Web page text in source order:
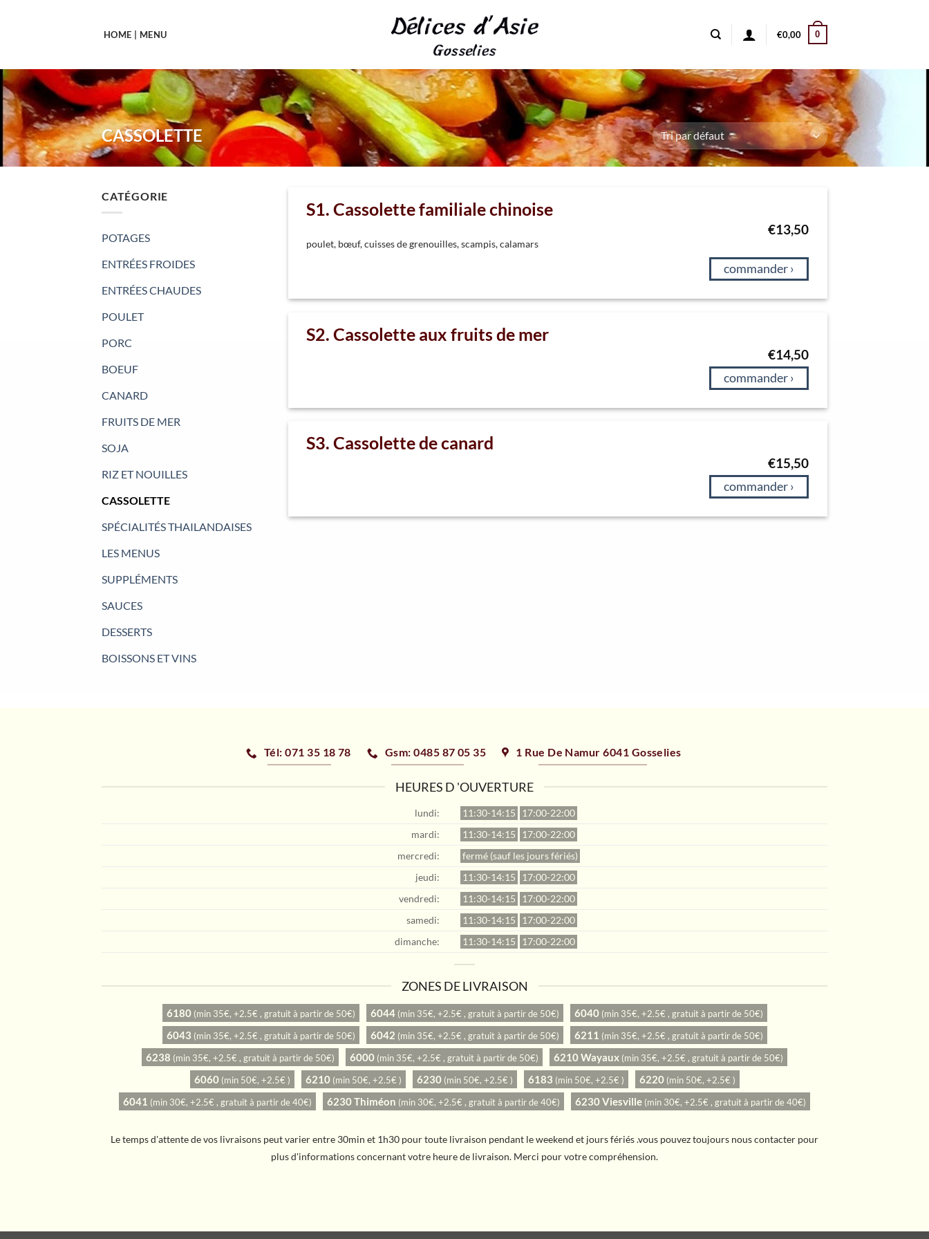
HOME | MENU €0,00 0
CASSOLETTE
CATÉGORIE
POTAGES
ENTRÉES FROIDES
ENTRÉES CHAUDES
POULET
PORC
BOEUF
CANARD
FRUITS DE MER
SOJA
RIZ ET NOUILLES
CASSOLETTE
SPÉCIALITÉS THAILANDAISES
LES MENUS
SUPPLÉMENTS
SAUCES
DESSERTS
BOISSONS ET VINS
S1. Cassolette familiale chinoise
€13,50
poulet, bœuf, cuisses de grenouilles, scampis, calamars
commander ›
S2. Cassolette aux fruits de mer
€14,50
commander ›
S3. Cassolette de canard
€15,50
commander ›
Tél: 071 35 18 78 Gsm: 0485 87 05 35 1 Rue De Namur 6041 Gosselies
HEURES D 'OUVERTURE
lundi: 11:30-14:15
17:00-22:00
mardi:
11:30-14:15
17:00-22:00
mercredi:
fermé (sauf les jours fériés)
jeudi:
11:30-14:15
17:00-22:00
vendredi:
11:30-14:15
17:00-22:00
samedi:
11:30-14:15
17:00-22:00
dimanche:
11:30-14:15 17:00-22:00
ZONES DE LIVRAISON
6180 (min 35€, +2.5€ , gratuit à partir de 50€) 6044 (min 35€, +2.5€ , gratuit à partir de 50€) 6040 (min 35€, +2.5€ , gratuit à partir de 50€)
6043 (min 35€, +2.5€ , gratuit à partir de 50€) 6042 (min 35€, +2.5€ , gratuit à partir de 50€) 6211 (min 35€, +2.5€ , gratuit à partir de 50€)
6238 (min 35€, +2.5€ , gratuit à partir de 50€) 6000 (min 35€, +2.5€ , gratuit à partir de 50€) 6210 Wayaux (min 35€, +2.5€ , gratuit à partir de 50€)
6060 (min 50€, +2.5€ ) 6210 (min 50€, +2.5€ ) 6230 (min 50€, +2.5€ ) 6183 (min 50€, +2.5€ ) 6220 (min 50€, +2.5€ )
6041 (min 30€, +2.5€ , gratuit à partir de 40€) 6230 Thiméon (min 30€, +2.5€ , gratuit à partir de 40€) 6230 Viesville (min 30€, +2.5€ , gratuit à partir de 40€)
Le temps d'attente de vos livraisons peut varier entre 30min et 1h30 pour toute livraison pendant le weekend et jours fériés .vous pouvez toujours nous contacter pour
plus d'informations concernant votre heure de livraison. Merci pour votre compréhension.